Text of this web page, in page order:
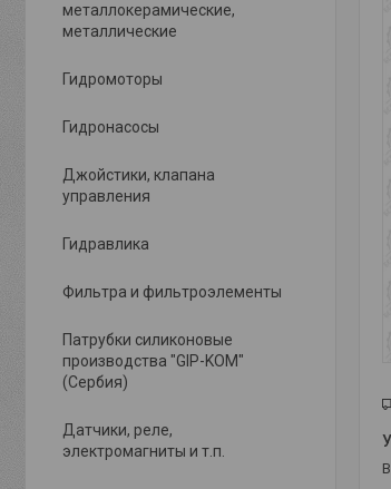
металлокерамические,
металлические
Гидромоторы
Гидронасосы
Джойстики, клапана
управления
Гидравлика
Фильтра и фильтроэлементы
Патрубки силиконовые
производства "GIP-KOM"
(Сербия)
Датчики, реле,
электромагниты и т.п.